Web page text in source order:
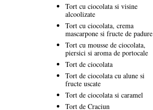
Tort cu ciocolata si visine
alcoolizate
Tort cu ciocolata, crema
mascarpone si fructe de padure
Tort cu mousse de ciocolata,
piersici si aroma de portocale
Tort de ciocolata
Tort de ciocolata cu alune si
fructe uscate
Tort de ciocolata si caramel
Tort de Craciun